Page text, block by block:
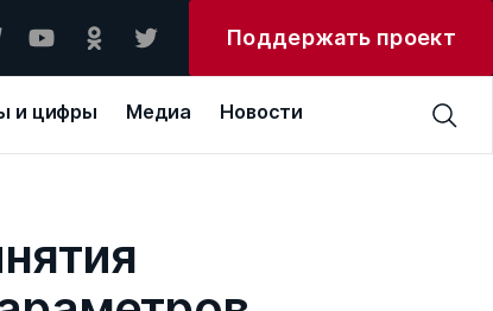
Поддержать проект
и цифры Медиа Новости